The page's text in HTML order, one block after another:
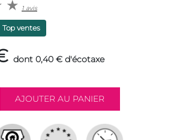
1 avis
Top ventes
dont 0,40 € d'écotaxe